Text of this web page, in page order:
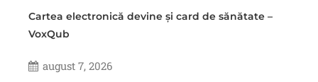
Cartea electronică devine și card de sănătate –
VoxQub
august 7, 2026